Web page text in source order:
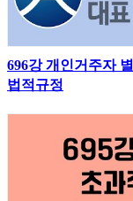
696강 개인거주자
법적규정